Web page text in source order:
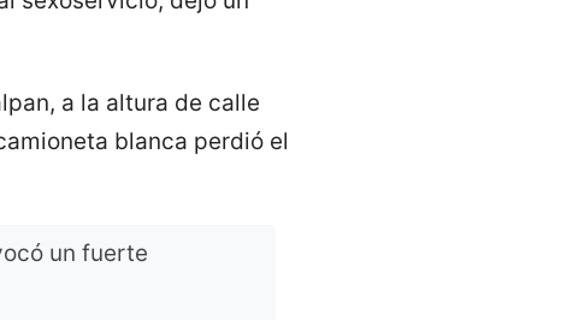
a la altura de calle
blanca perdió el
un fuerte